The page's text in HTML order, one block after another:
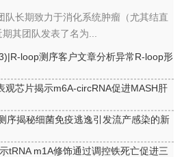
队长期致力于消化系统肿瘤（尤其结直
其团队发表了名为...
loop测序客户文章分析异常R-loop形
观芯片揭示m6A-circRNA促进MASH肝
序揭秘细菌免疫逃逸引发流产感染的新
tRNA m1A修饰通过调控铁死亡促进三